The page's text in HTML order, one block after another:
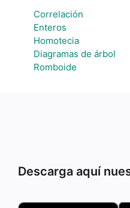
Correlación
Enteros
Homotecia
Diagramas de árbol
Romboide
Descarga aquí